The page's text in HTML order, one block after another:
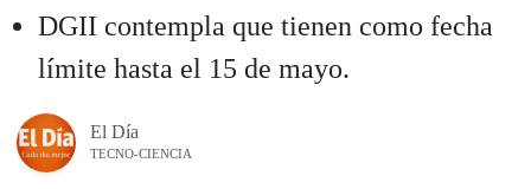
DGII contempla que tienen como fecha
límite hasta el 15 de mayo.
El Día
TECNO-CIENCIA